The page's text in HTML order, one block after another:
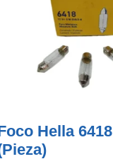
Hella 6418